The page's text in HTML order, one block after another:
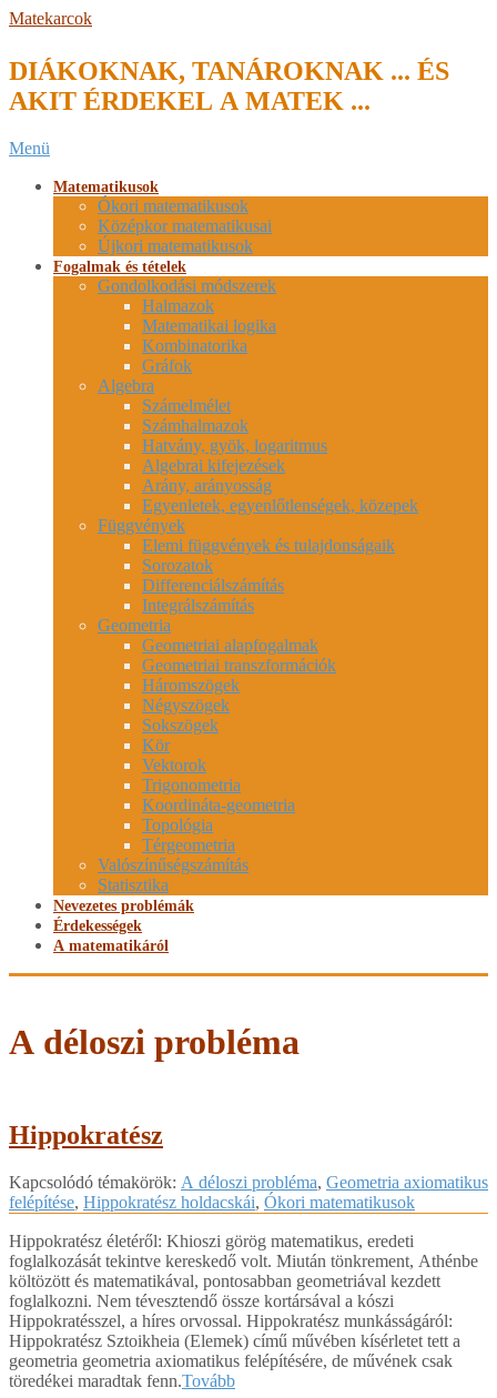
Skip
content
Matekarcok
DIÁKOKNAK, TANÁROKNAK ... ÉS
AKIT ÉRDEKEL A MATEK ...
Secondary
Menu
Menü
Matematikusok
Ókori matematikusok
Középkor matematikusai
Újkori matematikusok
Fogalmak és tételek
Gondolkodási módszerek
Halmazok
Matematikai logika
Kombinatorika
Gráfok
Algebra
Számelmélet
Számhalmazok
Hatvány, gyök, logaritmus
Algebrai kifejezések
Arány, arányosság
Egyenletek, egyenlőtlenségek, közepek
Függvények
Elemi függvények és tulajdonságaik
Sorozatok
Differenciálszámítás
Integrálszámítás
Geometria
Geometriai alapfogalmak
Geometriai transzformációk
Háromszögek
Négyszögek
Sokszögek
Kör
Vektorok
Trigonometria
Koordináta-geometria
Topológia
Térgeometria
Valószínűségszámítás
Statisztika
Nevezetes problémák
Érdekességek
A matematikáról
A déloszi probléma
Hippokratész
2018-
02-
Kapcsolódó témakörök: A déloszi probléma, Geometria axiomatikus
felépítése, Hippokratész holdacskái, Ókori matematikusok
Hippokratész életéről: Khioszi görög matematikus, eredeti
foglalkozását tekintve kereskedő volt. Miután tönkrement, Athénbe
költözött és matematikával, pontosabban geometriával kezdett
foglalkozni. Nem tévesztendő össze kortársával a kószi
Hippokratésszel, a híres orvossal. Hippokratész munkásságáról:
Hippokratész Sztoikheia (Elemek) című művében kísérletet tett a
geometria geometria axiomatikus felépítésére, de művének csak
töredékei maradtak fenn.Tovább